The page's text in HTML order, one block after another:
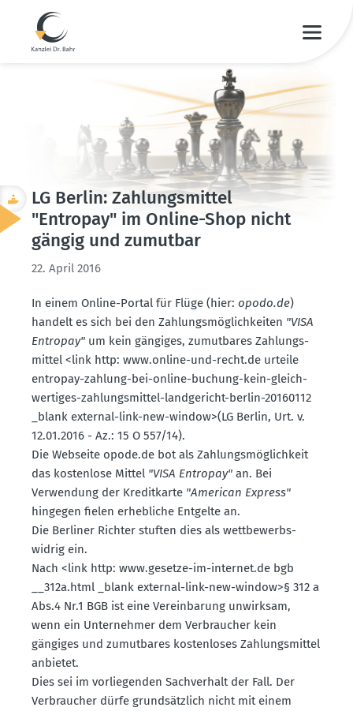
LG Berlin: Zahlungs­mittel
"Entropay" im Online-Shop nicht
gängig und zumutbar
22. April 2016
In einem Online-Portal für Flüge (hier: opodo.de)
handelt es sich bei den Zahlungs­mög­lich­keiten "VISA
Entropay" um kein gängiges, zumut­bares Zahlungs­
mittel <link http: www.​online-​und-​recht.​de urteile
entropay-zahlung-bei-online-buchung-kein-gleich­
wer­tiges-zahlungs­mittel-landge­richt-berlin-20160112
_blank external-link-new-window>(LG Berlin, Urt. v.
12.01.2016 - Az.: 15 O 557/14).
Die Webseite opode.​de bot als Zahlungs­mög­lichkeit
das kostenlose Mittel "VISA Entropay" an. Bei
Verwendung der Kredit­karte "American Express"
hingegen fielen erheb­liche Entgelte an.
Die Berliner Richter stuften dies als wettbe­werbs­
widrig ein.
Nach <link http: www.​gesetze-​im-​internet.​de bgb
__312a.​html _blank external-link-new-window>§ 312 a
Abs.4 Nr.1 BGB ist eine Verein­barung unwirksam,
wenn ein Unter­nehmer dem Verbraucher kein
gängiges und zumut­bares kosten­loses Zahlungs­mittel
anbietet.
Dies sei im vorlie­genden Sachverhalt der Fall. Der
Verbraucher dürfe grund­sätzlich nicht mit einem